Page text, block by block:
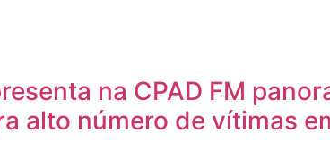
na CPAD FM
alto número de vítimas